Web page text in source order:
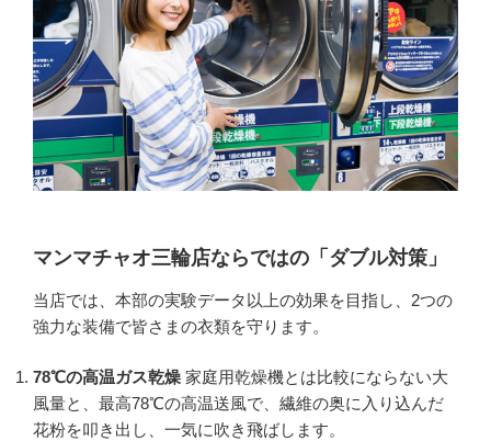
マンマチャオ三輪店ならではの「ダブル対策」
当店では、本部の実験データ以上の効果を目指し、2つの
強力な装備で皆さまの衣類を守ります。
78℃の高温ガス乾燥 家庭用乾燥機とは比較にならない大
風量と、最高78℃の高温送風で、繊維の奥に入り込んだ
花粉を叩き出し、一気に吹き飛ばします。